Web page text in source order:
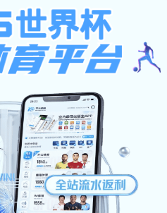
测飞飞
新闻资讯 机构设置